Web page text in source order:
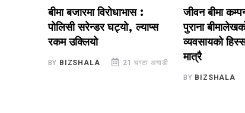
बीमा बजारमा विरोधाभास :
पोलिसी सरेन्डर घट्यो, ल्याप्स
रकम उक्लियो
BIZSHALA 21 घण्टा अगाडी
जीवन बीमा कम्पनीको
पुराना बीमालेखको
व्यवसायको हिस्सा
मात्रै
BIZSHALA